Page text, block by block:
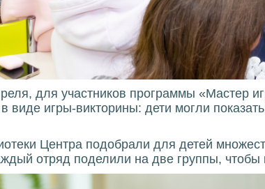
для участников программы «Мастер
виде игры-викторины: дети могли
Центра подобрали для детей
отряд поделили на две группы,